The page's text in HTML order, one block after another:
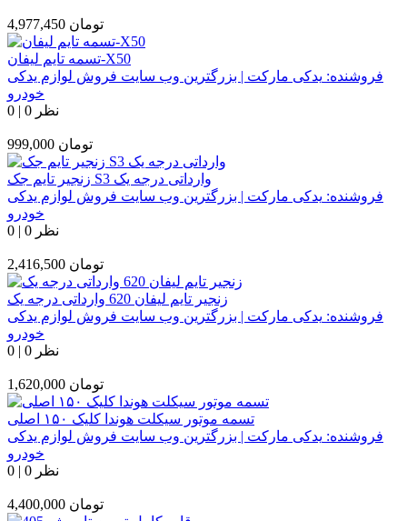
4,977,450 تومان
تسمه تایم لیفان-X50
فروشنده: یدکی مارکت | بزرگترین وب سایت فروش لوازم یدکی
خودرو
0 | 0 نظر
999,000 تومان
زنجیر تایم جک S3 وارداتی درجه یک
فروشنده: یدکی مارکت | بزرگترین وب سایت فروش لوازم یدکی
خودرو
0 | 0 نظر
2,416,500 تومان
زنجیر تایم لیفان 620 وارداتی درجه یک
فروشنده: یدکی مارکت | بزرگترین وب سایت فروش لوازم یدکی
خودرو
0 | 0 نظر
1,620,000 تومان
تسمه موتور سیکلت هوندا کلیک ۱۵۰ اصلی
فروشنده: یدکی مارکت | بزرگترین وب سایت فروش لوازم یدکی
خودرو
0 | 0 نظر
4,400,000 تومان